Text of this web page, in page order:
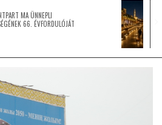
MA ÜNNEPLI
66. ÉVFORDULÓJÁT